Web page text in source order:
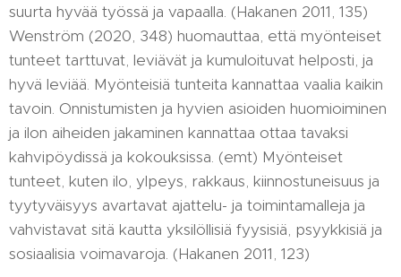
suurta hyvää työssä ja vapaalla. (Hakanen 2011, 135)
Wenström (2020, 348) huomauttaa, että myönteiset
tunteet tarttuvat, leviävät ja kumuloituvat helposti, ja
hyvä leviää. Myönteisiä tunteita kannattaa vaalia kaikin
tavoin. Onnistumisten ja hyvien asioiden huomioiminen
ja ilon aiheiden jakaminen kannattaa ottaa tavaksi
kahvipöydissä ja kokouksissa. (emt) Myönteiset
tunteet, kuten ilo, ylpeys, rakkaus, kiinnostuneisuus ja
tyytyväisyys avartavat ajattelu- ja toimintamalleja ja
vahvistavat sitä kautta yksilöllisiä fyysisiä, psyykkisiä ja
sosiaalisia voimavaroja. (Hakanen 2011, 123)